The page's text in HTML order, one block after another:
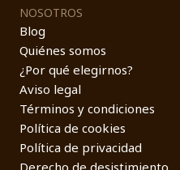
NOSOTROS
Blog
Quiénes somos
¿Por qué elegirnos?
Aviso legal
Términos y condiciones
Política de cookies
Política de privacidad
Derecho de desistimiento